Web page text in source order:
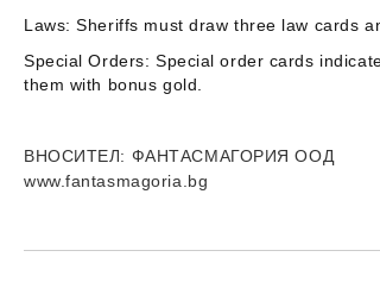
Laws: Sheriffs must draw three law cards
Special Orders: Special order cards
them with bonus gold.
ВНОСИТЕЛ: ФАНТАСМАГОРИЯ ООД
www.fantasmagoria.bg